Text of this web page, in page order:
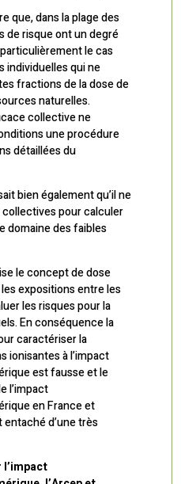
que, dans la plage des
de risque ont un degré
le cas
individuelles qui ne
fractions de la dose de
naturelles.
collective ne
une procédure
détaillées du
bien également qu’il ne
pour calculer
domaine des faibles
le concept de dose
expositions entre les
les risques pour la
En conséquence la
caractériser la
ionisantes à l’impact
est fausse et le
l’impact
en France et
d’une très
l’impact